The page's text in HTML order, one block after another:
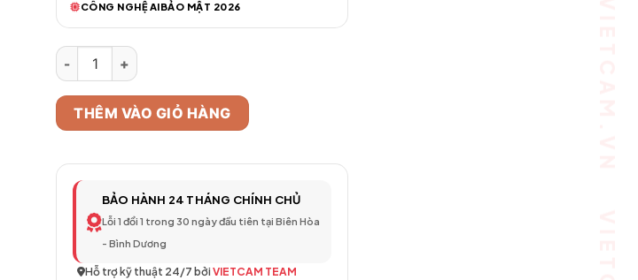
CÔNG NGHỆ AIBẢO MẬT 2026
Camera WiFi Thông Minh IMOU Ranger 2 3MP 2K - Xoay 360°, AI phát hiện người số lượng
THÊM VÀO GIỎ HÀNG
BẢO HÀNH 24 THÁNG CHÍNH CHỦ
Lỗi 1 đổi 1 trong 30 ngày đầu tiên tại Biên Hòa
- Bình Dương
Hỗ trợ kỹ thuật 24/7 bởi VIETCAM TEAM